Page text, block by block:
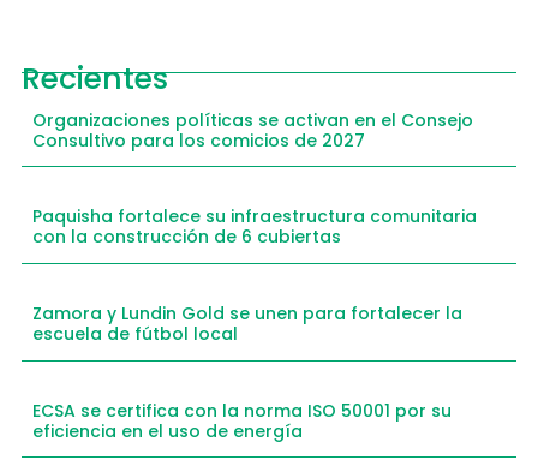
Recientes
Organizaciones políticas se activan en el Consejo
Consultivo para los comicios de 2027
Paquisha fortalece su infraestructura comunitaria
con la construcción de 6 cubiertas
Zamora y Lundin Gold se unen para fortalecer la
escuela de fútbol local
ECSA se certifica con la norma ISO 50001 por su
eficiencia en el uso de energía